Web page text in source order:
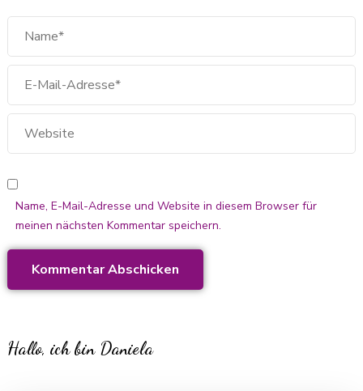
Name, E-Mail-Adresse und Website in diesem Browser für
meinen nächsten Kommentar speichern.
Hallo, ich bin Daniela